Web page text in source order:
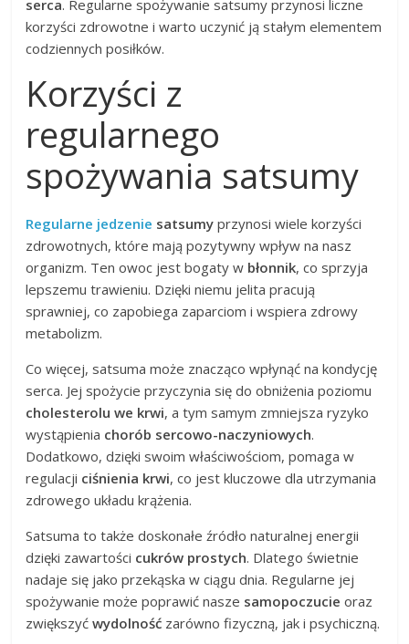
serca. Regularne spożywanie satsumy przynosi liczne
korzyści zdrowotne i warto uczynić ją stałym elementem
codziennych posiłków.
Korzyści z
regularnego
spożywania satsumy
Regularne jedzenie satsumy przynosi wiele korzyści
zdrowotnych, które mają pozytywny wpływ na nasz
organizm. Ten owoc jest bogaty w błonnik, co sprzyja
lepszemu trawieniu. Dzięki niemu jelita pracują
sprawniej, co zapobiega zaparciom i wspiera zdrowy
metabolizm.
Co więcej, satsuma może znacząco wpłynąć na kondycję
serca. Jej spożycie przyczynia się do obniżenia poziomu
cholesterolu we krwi, a tym samym zmniejsza ryzyko
wystąpienia chorób sercowo-naczyniowych.
Dodatkowo, dzięki swoim właściwościom, pomaga w
regulacji ciśnienia krwi, co jest kluczowe dla utrzymania
zdrowego układu krążenia.
Satsuma to także doskonałe źródło naturalnej energii
dzięki zawartości cukrów prostych. Dlatego świetnie
nadaje się jako przekąska w ciągu dnia. Regularne jej
spożywanie może poprawić nasze samopoczucie oraz
zwiększyćwydolność zarówno fizyczną, jak i psychiczną.